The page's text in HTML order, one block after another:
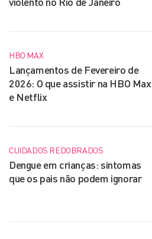
HBO MAX
Lançamentos de Fevereiro de
2026: O que assistir na HBO Max
e Netflix
CUIDADOS REDOBRADOS
Dengue em crianças: sintomas
que os pais não podem ignorar